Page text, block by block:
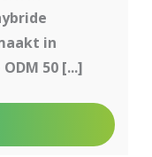
in
50 [...]